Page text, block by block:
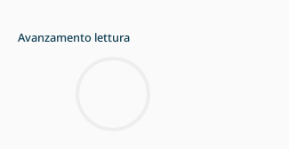
Avanzamento lettura